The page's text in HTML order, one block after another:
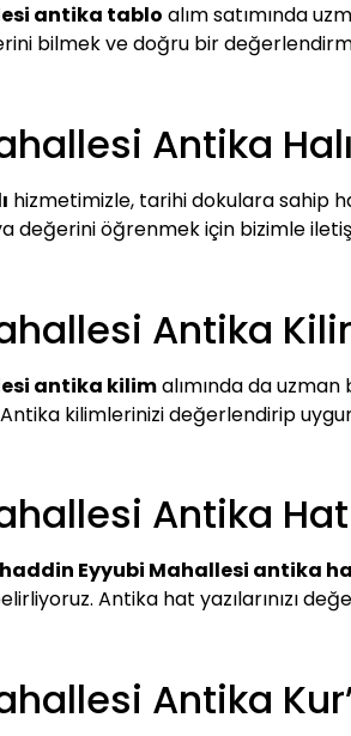
antika tablo alım satımında
bilmek ve doğru bir
Antika Halı
hizmetimizle, tarihi dokulara sahip
değerini öğrenmek için bizimle
Antika
antika kilimalımında da
kilimlerinizi değerlendirip
Antika Hat
Eyyubi Mahallesi antika
Antika hat yazılarınızı
Antika